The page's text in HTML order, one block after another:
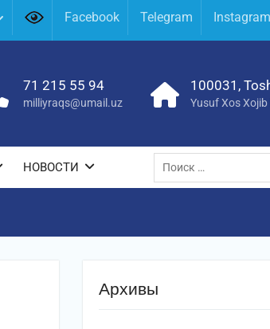
Facebook Telegram Instagram
71 215 55 94
milliyraqs@umail.uz
100031,
Yusuf Xos Xojib
НОВОСТИ
Поиск
по:
Архивы